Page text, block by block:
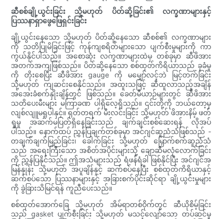
ဆီစစ်ချို့ယွင်းခြင်း သို့မဟုတ် ပိတ်ဆို့ခြင်း၏ လက္ခဏာများနှင့်
ပြဿနာရှာဖွေဖြေရှင်းခြင်း
ချို့ယွင်းနေသော သို့မဟုတ် ပိတ်ဆို့နေသော ဆီစစ်၏ လက္ခဏာများ
ကို သတိပြုမိခြင်းဖြင့် ကုန်ကျစရိတ်များသော ပျက်စီးမှုများကို ကာ
ကွယ်နိုင်ပါသည်။ အစောဆုံး လက္ခဏာများထဲမှ တစ်ခုမှာ ဆီဖိအား
အတက်အကျဖြစ်သည်။ ပိတ်ဆို့နေသော စစ်ထုတ်ကိရိယာသည် ခုခံမှု
ကို တိုးစေပြီး ဆီဖိအား gauge ကို မမျှော်လင့်ဘဲ မြင့်တက်ခြင်း
သို့မဟုတ် ကျဆင်းစေနိုင်သည်။ အထူးသဖြင့် ဆီထူလာသည့်အချိန်
အအေးခံစက်နှိုးချိန်တွင် ဖြစ်သည်။ ခေတ်မီယာဉ်များတွင် ဆီဖိအား
သတိပေးမီးများ မကြာခဏ ပါရှိလေ့ရှိသည်။ ၎င်းတို့ကို ဘယ်တော့မှ
လျစ်လျူမရှုပါနှင့်။ ရုတ်တရက် မီးလင်းခြင်း သို့မဟုတ် ဖိအားနိမ့် ဖတ်
ရှုမှု အဆက်မပြတ်ရှိနေခြင်းသည် ချက်ချင်းစစ်ဆေးရန် လိုအပ်
ပါသည်။ နောက်ထပ် ညွှန်ပြချက်တစ်ခုမှာ အင်ဂျင်ဆူညံသံဖြစ်သည် -
တချက်ချက်မြည်ခြင်း၊ ခေါက်ခြင်း သို့မဟုတ် မြှောက်စက်ဆူညံသံ
သည် အရေးကြီးသော အစိတ်အပိုင်းများသို့ ချောဆီမလုံလောက်ခြင်း
ကို ညွှန်ပြနိုင်သည်။ ဤအသံများသည် ရံဖန်ရံခါ ဖြစ်နိုင်ပြီး အင်ဂျင်အ
မြန်နှုန်း သို့မဟုတ် အပူချိန်နှင့် ဆက်စပ်နေပြီး စစ်ထုတ်ကိရိယာနှင့်
ဆက်စပ်သော ပြဿနာများနှင့် အခြားစက်ပိုင်းဆိုင်ရာ ချို့ယွင်းမှုများ
ကို ခွဲခြားသိမြင်ရန် ကူညီပေးသည်။
စစ်ထုတ်အောက်ခြေ သို့မဟုတ် အိမ်ရာတစ်ဝိုက်တွင် ဆီယိုစိမ့်ခြင်း
သည် gasket ပျက်စီးခြင်း သို့မဟုတ် မသင့်လျော်သော တပ်ဆင်မှု